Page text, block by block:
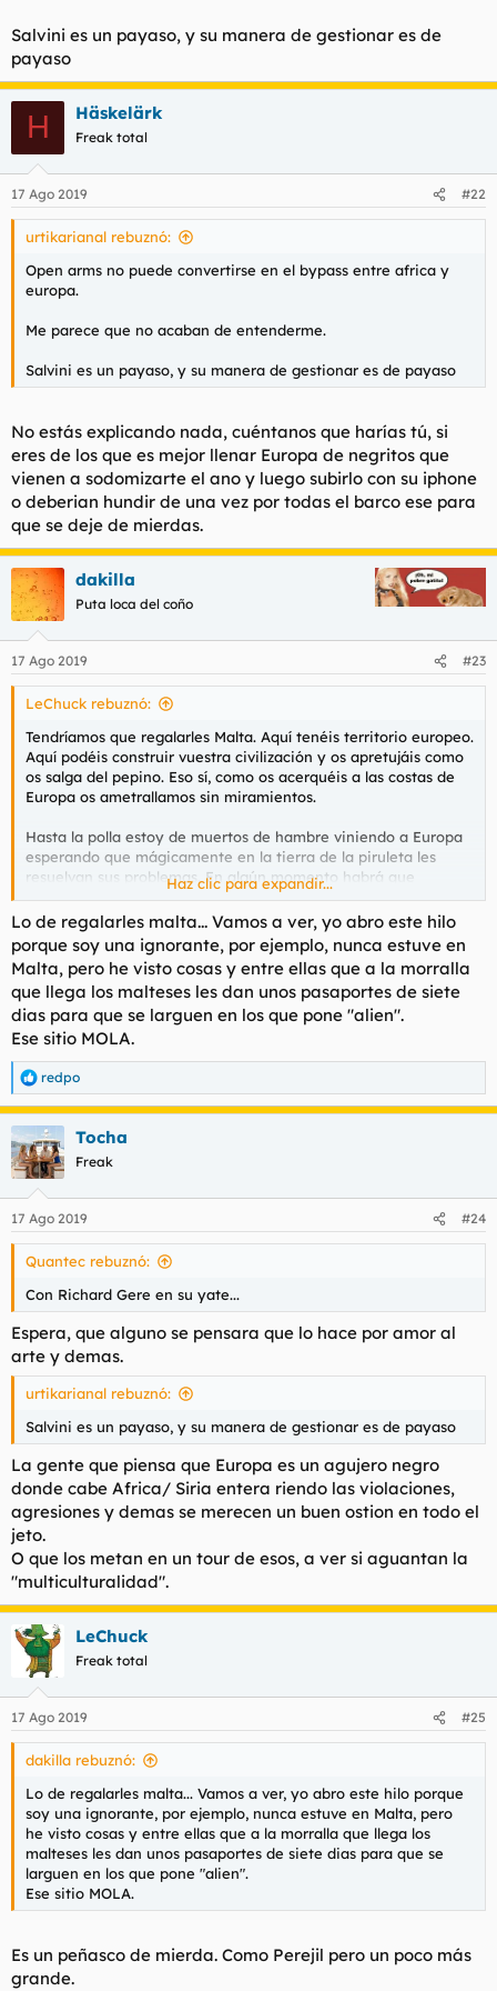
Salvini es un payaso, y su manera de gestionar es de
payaso
H Häskelärk
Freak total
17 Ago 2019 #22
urtikarianal rebuznó:
Open arms no puede convertirse en el bypass entre africa y
europa.
Me parece que no acaban de entenderme.
Salvini es un payaso, y su manera de gestionar es de payaso
No estás explicando nada, cuéntanos que harías tú, si
eres de los que es mejor llenar Europa de negritos que
vienen a sodomizarte el ano y luego subirlo con su iphone
o deberian hundir de una vez por todas el barco ese para
que se deje de mierdas.
dakilla
Puta loca del coño
17 Ago 2019 #23
LeChuck rebuznó:
Tendríamos que regalarles Malta. Aquí tenéis territorio europeo.
Aquí podéis construir vuestra civilización y os apretujáis como
os salga del pepino. Eso sí, como os acerquéis a las costas de
Europa os ametrallamos sin miramientos.
Hasta la polla estoy de muertos de hambre viniendo a Europa
esperando que mágicamente en la tierra de la piruleta les
resuelvan sus problemas. En algún momento habrá que
ponerse serios con las fronteras. Si me dices que vamos a dejar
entrar a 15 millones de cagarros y luego ni uno más, aún
firmaba. Pero es que ni así.
O mira, que se vengan todos los africanos a Europa y nos
marchamos todos los europeos a África. Intercambiamos
continentes y empezamos de cero, construyendo millones de
chabolas de chapa hasta donde llega la vista. Con suerte en
no le han dado fuego al Archivo de Indias o han desmontado
la torre Eiffel.
Soy perfectamente capaz de visualizar a un Topbox cualquiera
sudando sangre para mantener a raya a los negropeos en
Melilla, dentro de 200 años, que le lanzaran mierda y cal viva
para colarse como sea en la prospera Euráfrica.
Haz clic para expandir...
Lo de regalarles malta... Vamos a ver, yo abro este hilo
porque soy una ignorante, por ejemplo, nunca estuve en
Malta, pero he visto cosas y entre ellas que a la morralla
que llega los malteses les dan unos pasaportes de siete
dias para que se larguen en los que pone "alien".
Ese sitio MOLA.
R
e
a
c
c
i
e
s
redpo
Tocha
Freak
17 Ago 2019 #24
Quantec rebuznó:
Con Richard Gere en su yate...
Espera, que alguno se pensara que lo hace por amor al
arte y demas.
urtikarianal rebuznó:
Salvini es un payaso, y su manera de gestionar es de payaso
La gente que piensa que Europa es un agujero negro
donde cabe Africa/ Siria entera riendo las violaciones,
agresiones y demas se merecen un buen ostion en todo el
jeto.
O que los metan en un tour de esos, a ver si aguantan la
"multiculturalidad".
LeChuck
Freak total
17 Ago 2019 #25
dakilla rebuznó:
Lo de regalarles malta... Vamos a ver, yo abro este hilo porque
soy una ignorante, por ejemplo, nunca estuve en Malta, pero
he visto cosas y entre ellas que a la morralla que llega los
malteses les dan unos pasaportes de siete dias para que se
larguen en los que pone "alien".
Ese sitio MOLA.
Es un peñasco de mierda. Como Perejil pero un poco más
grande.